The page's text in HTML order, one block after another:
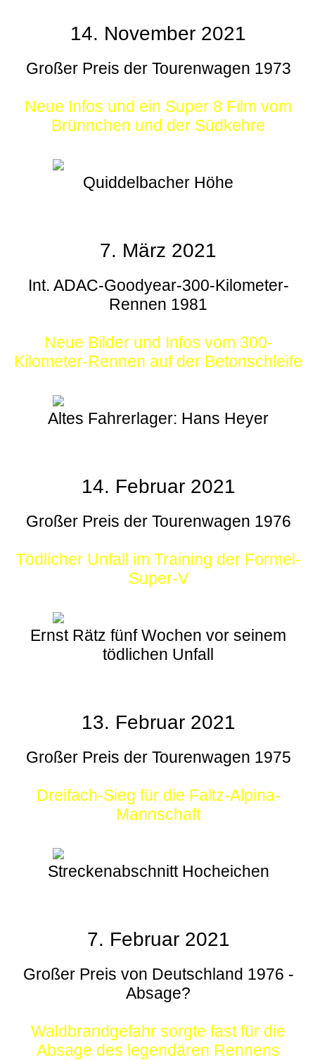
14. November 2021
Großer Preis der Tourenwagen 1973
Neue Infos und ein Super 8 Film vom
Brünnchen und der Südkehre
Quiddelbacher Höhe
7. März 2021
Int. ADAC-Goodyear-300-Kilometer-
Rennen 1981
Neue Bilder und Infos vom 300-
Kilometer-Rennen auf der Betonschleife
Altes Fahrerlager: Hans Heyer
14. Februar 2021
Großer Preis der Tourenwagen 1976
Tödlicher Unfall im Training der Formel-
Super-V
Ernst Rätz fünf Wochen vor seinem
tödlichen Unfall
13. Februar 2021
Großer Preis der Tourenwagen 1975
Dreifach-Sieg für die Faltz-Alpina-
Mannschaft
Streckenabschnitt Hocheichen
7. Februar 2021
Großer Preis von Deutschland 1976 -
Absage?
Waldbrandgefahr sorgte fast für die
Absage des legendären Rennens